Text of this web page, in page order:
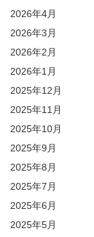
2026年4月
2026年3月
2026年2月
2026年1月
2025年12月
2025年11月
2025年10月
2025年9月
2025年8月
2025年7月
2025年6月
2025年5月